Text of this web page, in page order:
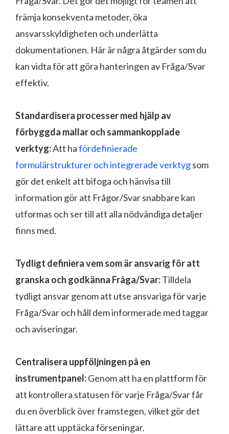
främja konsekventa metoder, öka
ansvarsskyldigheten och underlätta
dokumentationen. Här är några åtgärder som du
kan vidta för att göra hanteringen av Fråga/Svar
effektiv.
Standardisera processer med hjälp av
förbyggda mallar och sammankopplade
verktyg:Att hafördefinierade
formulärstrukturer och integrerade verktygsom
gör det enkelt att bifoga och hänvisa till
information gör att Frågor/Svar snabbare kan
utformas och ser till att alla nödvändiga detaljer
finns med.
Tydligt definiera vem som är ansvarig för att
granska och godkänna Fråga/Svar:Tilldela
tydligt ansvar genom att utse ansvariga för varje
Fråga/Svar och håll dem informerade med taggar
och aviseringar.
Centralisera uppföljningen på en
instrumentpanel:Genom att ha en plattform för
att kontrollera statusen för varje Fråga/Svar får
du en överblick över framstegen, vilket gör det
lättare att upptäcka förseningar.